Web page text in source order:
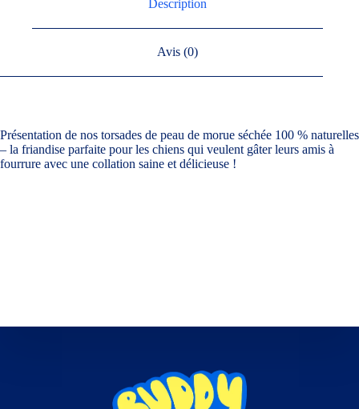
Description
Avis (0)
Présentation de nos torsades de peau de morue séchée 100 % naturelles
– la friandise parfaite pour les chiens qui veulent gâter leurs amis à
fourrure avec une collation saine et délicieuse !